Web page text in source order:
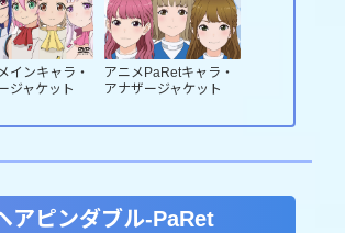
インキャラ・
ジャケット
アニメPaRetキャラ・
アナザージャケット
アピンダブル-PaRet